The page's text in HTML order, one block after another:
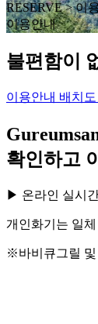
RESERVE >이
이용안내
불편함이
이용안내 배치도
확인하고
▶ 온라인 실시
개인화기는 일
※바비큐그릴 및